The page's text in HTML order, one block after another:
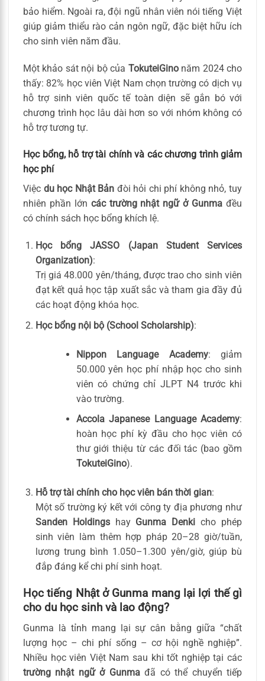
bảo hiểm. Ngoài ra, đội ngũ nhân viên nói tiếng Việt
giúp giảm thiểu rào cản ngôn ngữ, đặc biệt hữu ích
cho sinh viên năm đầu.
Một khảo sát nội bộ của TokuteiGinonăm 2024 cho
thấy: 82% học viên Việt Nam chọn trường có dịch vụ
hỗ trợ sinh viên quốc tế toàn diện sẽ gắn bó với
chương trình học lâu dài hơn so với nhóm không có
hỗ trợ tương tự.
Học bổng, hỗ trợ tài chính và các chương trình giảm
học phí
Việc du học Nhật Bản đòi hỏi chi phí không nhỏ, tuy
nhiên phần lớn các trường nhật ngữ ở Gunma đều
có chính sách học bổng khích lệ.
Học bổng JASSO (Japan Student Services
Organization):
Trị giá 48.000 yên/tháng, được trao cho sinh viên
đạt kết quả học tập xuất sắc và tham gia đầy đủ
các hoạt động khóa học.
Học bổng nội bộ (School Scholarship):
Nippon Language Academy: giảm
50.000 yên học phí nhập học cho sinh
viên có chứng chỉ JLPT N4 trước khi
vào trường.
Accola Japanese Language Academy:
hoàn học phí kỳ đầu cho học viên có
thư giới thiệu từ các đối tác (bao gồm
TokuteiGino).
Hỗ trợ tài chính cho học viên bán thời gian:
Một số trường ký kết với công ty địa phương như
Sanden Holdingshay Gunma Denki cho phép
sinh viên làm thêm hợp pháp 20–28 giờ/tuần,
lương trung bình 1.050–1.300 yên/giờ, giúp bù
đắp đáng kể chi phí sinh hoạt.
Học tiếng Nhật ở Gunma mang lại lợi thế gì
cho du học sinh và lao động?
Gunma là tỉnh mang lại sự cân bằng giữa “chất
lượng học – chi phí sống – cơ hội nghề nghiệp”.
Nhiều học viên Việt Nam sau khi tốt nghiệp tại các
trường nhật ngữ ở Gunmađã có thể chuyển tiếp